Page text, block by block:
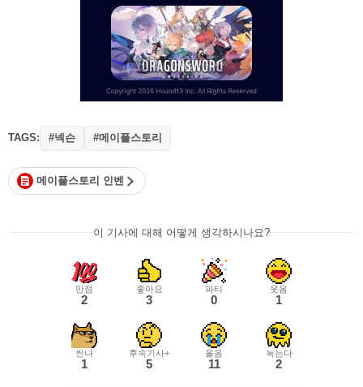
TAGS: #넥슨 #메이플스토리
메이플스토리 인벤
이 기사에 대해 어떻게 생각하시나요?
만점
2
좋아요
3
파티
0
웃음
1
씬나
1
후속기사+
5
울음
11
녹는다
2